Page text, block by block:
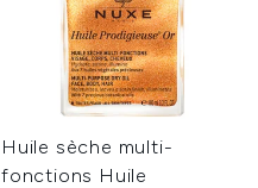
Huile sèche multi-
fonctions Huile